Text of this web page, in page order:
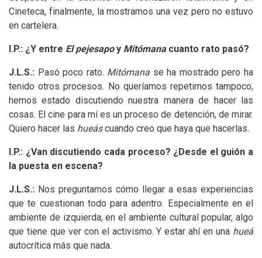
Cineteca, finalmente, la mostramos una vez pero no estuvo
en cartelera.
I.P.: ¿Y entre El pejesapoy Mitómanacuanto rato pasó?
J.L.S.: Pasó poco rato. Mitómana se ha mostrado pero ha
tenido otros procesos. No queríamos repetirnos tampoco,
hemos estado discutiendo nuestra manera de hacer las
cosas. El cine para mí es un proceso de detención, de mirar.
Quiero hacer las hueáscuando creo que haya que hacerlas.
I.P.: ¿Van discutiendo cada proceso? ¿Desde el guión a
la puesta en escena?
J.L.S.: Nos preguntamos cómo llegar a esas experiencias
que te cuestionan todo para adentro. Especialmente en el
ambiente de izquierda, en el ambiente cultural popular, algo
que tiene que ver con el activismo. Y estar ahí en una hueá
autocrítica más que nada.